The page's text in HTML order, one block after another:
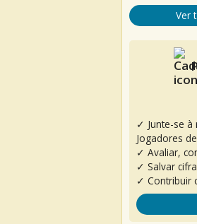
Ver
✓ Junte-se
Jogadores
✓ Avaliar,
✓ Salvar
✓ Contribuir